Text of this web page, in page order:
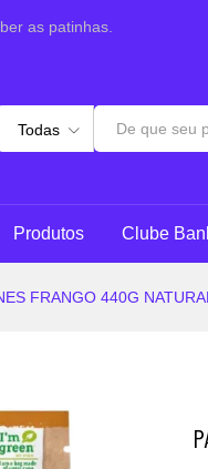
as patinhas.
Todas
Produtos Clube
FRANGO 440G
Perguntas &